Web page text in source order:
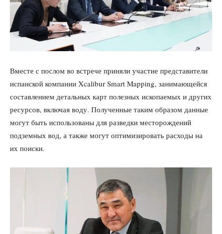
Вместе с послом во встрече приняли участие представители
испанской компании Xcalibur Smart Mapping, занимающейся
составлением детальных карт полезных ископаемых и других
ресурсов, включая воду. Полученные таким образом данные
могут быть использованы для разведки месторождений
подземных вод, а также могут оптимизировать расходы на
их поиски.